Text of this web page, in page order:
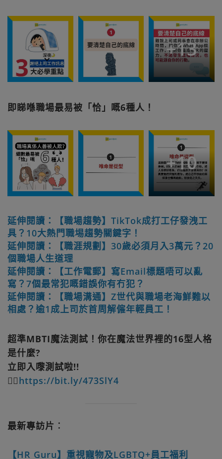
+13
即睇喺職場最易被「恰」嘅6種人！
+10
延伸閱讀：【職場趨勢】TikTok成打工仔發洩工
具？10大熱門職埸趨勢關鍵字！
延伸閱讀：【職涯規劃】30歲必須月入3萬元？20
個職場人生道理
延伸閱讀：【工作電郵】寫Email標題唔可以亂
寫？7個最常犯嘅錯誤你有冇犯？
延伸閱讀：【職場溝通】Z世代與職場老海鮮難以
相處？逾1成上司於首周解僱年輕員工！
超準MBTI魔法測試！你在魔法世界裡的16型人格
是什麼?
立即入嚟測試啦!!
👉🏻https://bit.ly/473SlY4
最新專訪片︰
【HR Guru】重視寵物及LGBTQ+員工福利